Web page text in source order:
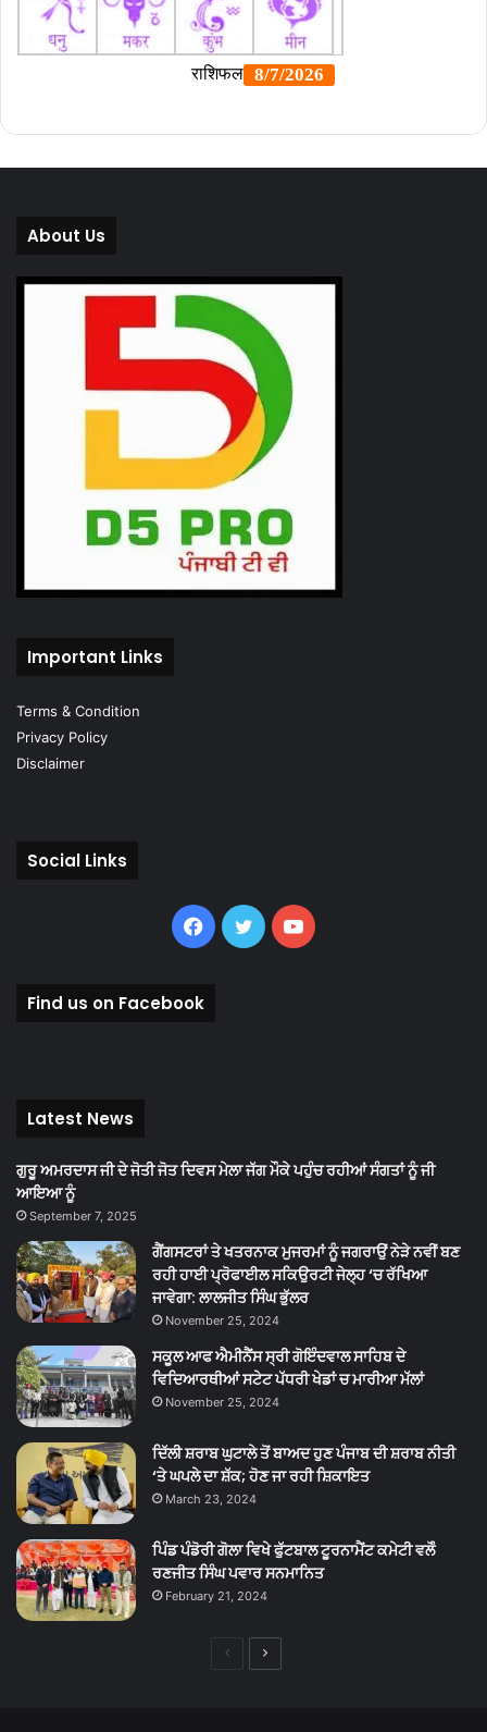
About Us
Important Links
Terms & Condition
Privacy Policy
Disclaimer
Social Links
Facebook
TwitterYouTube
Find us on Facebook
Latest News
ਗੁਰੂ ਅਮਰਦਾਸ ਜੀ ਦੇ ਜੋਤੀ ਜੋਤ ਦਿਵਸ ਮੇਲਾ ਜੱਗ ਮੌਕੇ ਪਹੁੰਚ ਰਹੀਆਂ ਸੰਗਤਾਂ ਨੂੰ ਜੀ
ਆਇਆ ਨੂੰ
September 7, 2025
ਗੈਂਗਸਟਰਾਂ ਤੇ ਖਤਰਨਾਕ ਮੁਜਰਮਾਂ ਨੂੰ ਜਗਰਾਉਂ ਨੇੜੇ ਨਵੀਂ ਬਣ
ਰਹੀ ਹਾਈ ਪ੍ਰੋਫਾਈਲ ਸਕਿਉਰਟੀ ਜੇਲ੍ਹ ‘ਚ ਰੱਖਿਆ
ਜਾਵੇਗਾ: ਲਾਲਜੀਤ ਸਿੰਘ ਭੁੱਲਰ
November 25, 2024
ਸਕੂਲ ਆਫ ਐਮੀਨੈਂਸ ਸ੍ਰੀ ਗੋਇੰਦਵਾਲ ਸਾਹਿਬ ਦੇ
ਵਿਦਿਆਰਥੀਆਂ ਸਟੇਟ ਪੱਧਰੀ ਖੇਡਾਂ ਚ ਮਾਰੀਆ ਮੱਲਾਂ
November 25, 2024
ਦਿੱਲੀ ਸ਼ਰਾਬ ਘੁਟਾਲੇ ਤੋਂ ਬਾਅਦ ਹੁਣ ਪੰਜਾਬ ਦੀ ਸ਼ਰਾਬ ਨੀਤੀ
‘ਤੇ ਘਪਲੇ ਦਾ ਸ਼ੱਕ; ਹੋਣ ਜਾ ਰਹੀ ਸ਼ਿਕਾਇਤ
March 23, 2024
ਪਿੰਡ ਪੰਡੋਰੀ ਗੋਲਾ ਵਿਖੇ ਫੁੱਟਬਾਲ ਟੂਰਨਾਮੈਂਟ ਕਮੇਟੀ ਵਲੋੰ
ਰਣਜੀਤ ਸਿੰਘ ਪਵਾਰ ਸਨਮਾਨਿਤ
February 21, 2024
PreviousNext